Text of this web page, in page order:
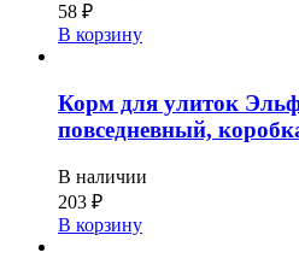
58 ₽
В корзину
Корм для улиток
повседневный,
В наличии
203 ₽
В корзину